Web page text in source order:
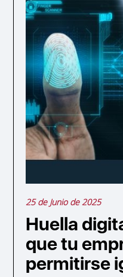
25 de Junio de 2025
Huella
que tu
permitirse